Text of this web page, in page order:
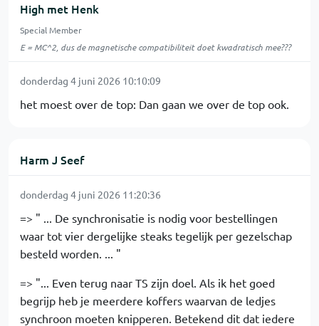
High met Henk
Special Member
E = MC^2, dus de magnetische compatibiliteit doet kwadratisch mee???
donderdag 4 juni 2026 10:10:09
het moest over de top: Dan gaan we over de top ook.
Harm J Seef
donderdag 4 juni 2026 11:20:36
=> " ... De synchronisatie is nodig voor bestellingen
waar tot vier dergelijke steaks tegelijk per gezelschap
besteld worden. ... "
=> "... Even terug naar TS zijn doel. Als ik het goed
begrijp heb je meerdere koffers waarvan de ledjes
synchroon moeten knipperen. Betekend dit dat iedere